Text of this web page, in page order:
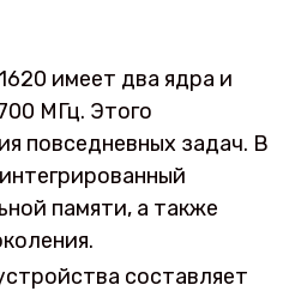
имеет два ядра и
МГц. Этого
повседневных задач. В
памяти, а также
составляет